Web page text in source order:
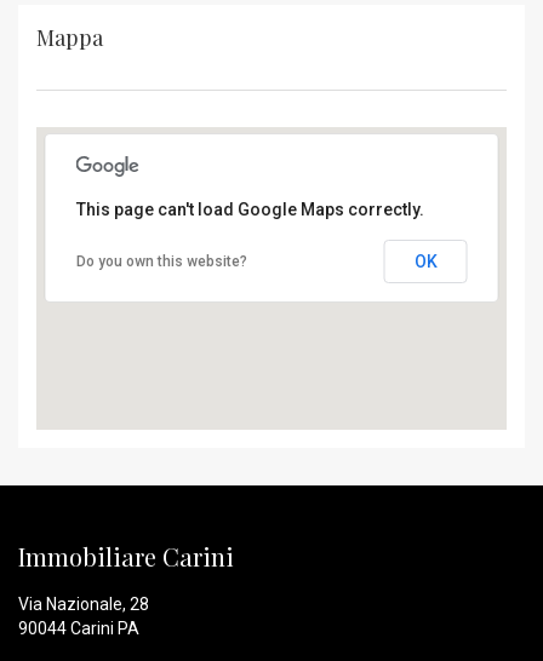
Mappa
This page can't load Google Maps correctly.
Do you own this website? OK
Immobiliare Carini
Via Nazionale, 28
90044 Carini PA